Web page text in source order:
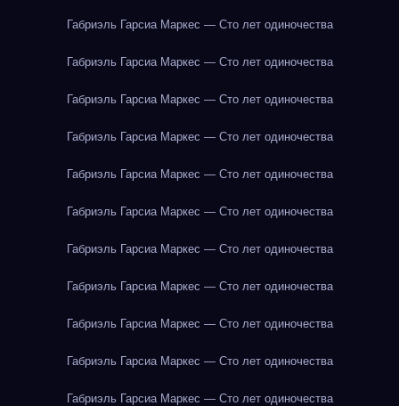
Габриэль Гарсиа Маркес — Сто лет одиночества
Габриэль Гарсиа Маркес — Сто лет одиночества
Габриэль Гарсиа Маркес — Сто лет одиночества
Габриэль Гарсиа Маркес — Сто лет одиночества
Габриэль Гарсиа Маркес — Сто лет одиночества
Габриэль Гарсиа Маркес — Сто лет одиночества
Габриэль Гарсиа Маркес — Сто лет одиночества
Габриэль Гарсиа Маркес — Сто лет одиночества
Габриэль Гарсиа Маркес — Сто лет одиночества
Габриэль Гарсиа Маркес — Сто лет одиночества
Габриэль Гарсиа Маркес — Сто лет одиночества